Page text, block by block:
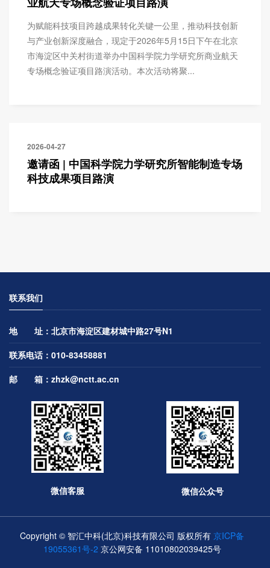
为赋能科技项目跨越成果转化关键一公里，推动科技创新
与产业创新深度融合，现定于2026年5月15日下午在北京
市海淀区中关村街道举办中国科学院力学研究所商业航天
专场概念验证项目路演活动。本次活动将聚...
2026-04-27
邀请函 | 中国科学院力学研究所智能制造专场
科技成果项目路演
联系我们
地 址：北京市海淀区建材城中路27号N1
联系电话：010-83458881
邮 箱： zhzk@nctt.ac.cn
微信客服 微信公众号
Copyright © 智汇中科(北京)科技有限公司 版权所有 京ICP备
19055361号-2 京公网安备 11010802039425号